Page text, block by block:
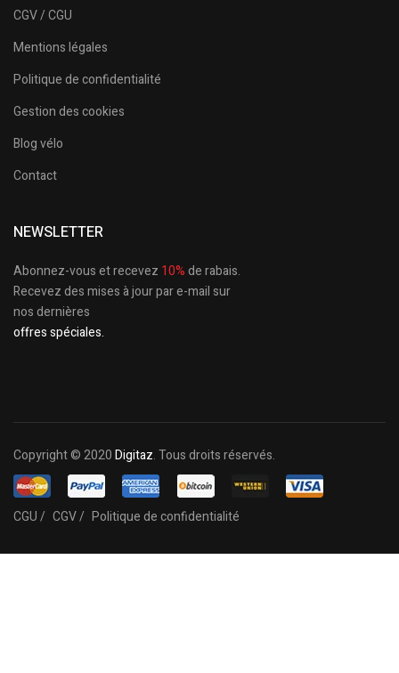
CGV / CGU
Mentions légales
Politique de confidentialité
Gestion des cookies
Blog vélo
Contact
NEWSLETTER
Abonnez-vous et recevez 10%de rabais.
Recevez des mises à jour par e-mail sur
nos dernières
offres spéciales.
Copyright © 2020Digitaz. Tous droits réservés.
CGU / CGV / Politique de confidentialité